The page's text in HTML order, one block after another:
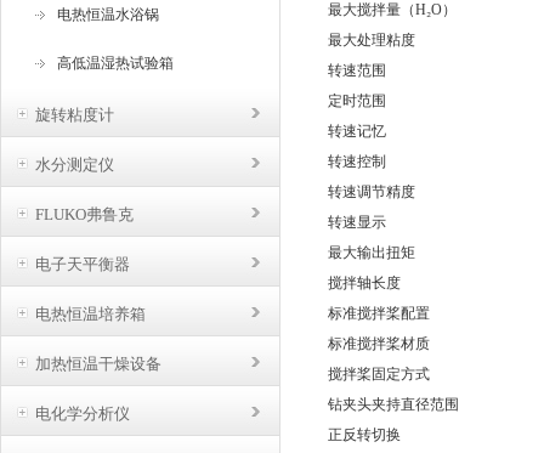
电热恒温水浴锅
高低温湿热试验箱
旋转粘度计
水分测定仪
FLUKO弗鲁克
电子天平衡器
电热恒温培养箱
加热恒温干燥设备
电化学分析仪
最大搅拌量（H₂O）
最大处理粘度
转速范围
定时范围
转速记忆
转速控制
转速调节精度
转速显示
最大输出扭矩
搅拌轴长度
标准搅拌桨配置
标准搅拌桨材质
搅拌桨固定方式
钻夹头夹持直径范围
正反转切换